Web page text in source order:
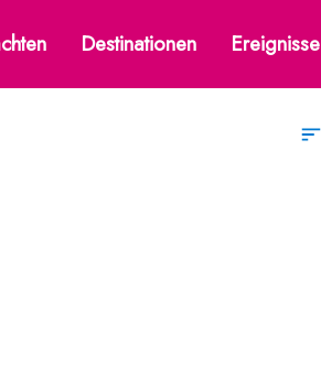
— Nordeuropa
Destinationen Ereignisse